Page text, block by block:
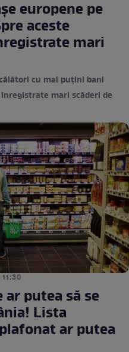
europene pe
aceste
mari
cu mai puțini bani
mari scăderi de
putea să se
Lista
ar putea